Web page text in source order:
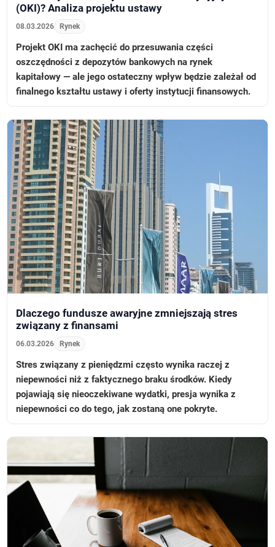
(OKI)? Analiza projektu ustawy
08.03.2026 Rynek
Projekt OKI ma zachęcić do przesuwania części
oszczędności z depozytów bankowych na rynek
kapitałowy — ale jego ostateczny wpływ będzie zależał od
finalnego kształtu ustawy i oferty instytucji finansowych.
Dlaczego fundusze awaryjne zmniejszają stres
związany z finansami
06.03.2026 Rynek
Stres związany z pieniędzmi często wynika raczej z
niepewności niż z faktycznego braku środków. Kiedy
pojawiają się nieoczekiwane wydatki, presja wynika z
niepewności co do tego, jak zostaną one pokryte.